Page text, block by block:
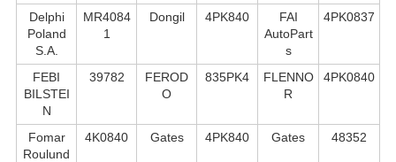
Delphi
Poland
S.А.
MR4084
1
Dongil 4PK840
FAI
AutoPart
s
4PK0837
FEBI
BILSTEI
N
39782
FEROD
O
835PK4
FLENNO
R
4PK0840
Fomar
Roulund
4K0840 Gates 4PK840 Gates 48352